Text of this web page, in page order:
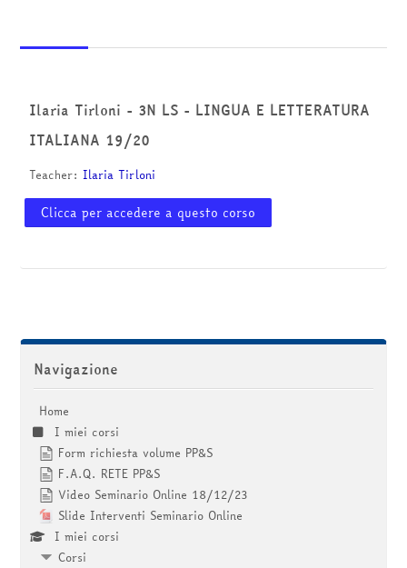
Italiano ‎(it)‎
Ilaria Tirloni - 3N LS - LINGUA E LETTERATURA
ITALIANA 19/20
Teacher:Ilaria Tirloni
Clicca per accedere a questo corso
Salta Navigazione
Navigazione
Home
I miei corsi
Form richiesta volume PP&S
F.A.Q. RETE PP&S
Video Seminario Online 18/12/23
Slide Interventi Seminario Online
I miei corsi
Corsi